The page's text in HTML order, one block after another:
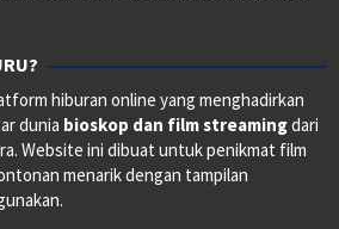
hiburan online yang menghadirkan
dunia bioskop dan film streamingdari
Website ini dibuat untuk penikmat film
menarik dengan tampilan